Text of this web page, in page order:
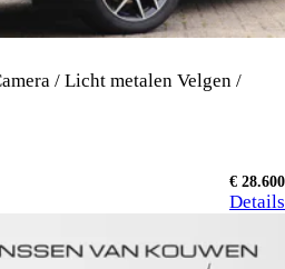
/ Licht metalen Velgen /
€ 28.600
Details